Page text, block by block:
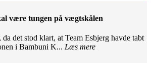
være tungen på vægtskålen
det stod klart, at Team Esbjerg havde tabt
i Bambuni K... Læs mere